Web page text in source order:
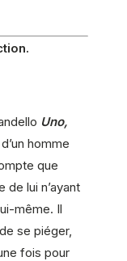
Uno,
homme
que
lui n’ayant
même. Il
se piéger,
fois pour